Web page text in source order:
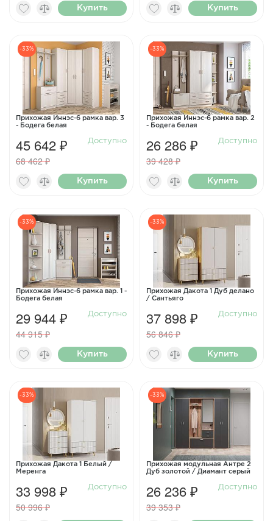
Купить Купить
-33%
Прихожая Иннэс-6 рамка вар. 3
- Бодега белая
45 642 ₽
68 462 ₽
Доступно
Купить
-33%
Прихожая Иннэс-6 рамка вар. 2
- Бодега белая
26 286 ₽
39 428 ₽
Доступно
Купить
-33%
Прихожая Иннэс-6 рамка вар. 1 -
Бодега белая
29 944 ₽
44 915 ₽
Доступно
Купить
-33%
Прихожая Дакота 1 Дуб делано
/ Сантьяго
37 898 ₽
56 846 ₽
Доступно
Купить
-33%
Прихожая Дакота 1 Белый /
Меренга
33 998 ₽
50 996 ₽
Доступно
-33%
Прихожая модульная Антре 2
Дуб золотой / Диамант серый
26 236 ₽
39 353 ₽
Доступно